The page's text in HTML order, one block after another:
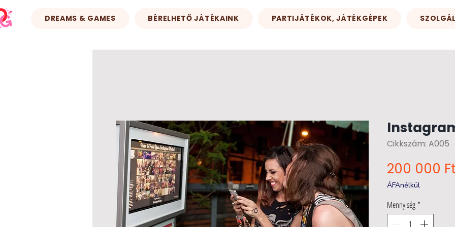
DREAMS & GAMES BÉRELHETŐ JÁTÉKAINK PARTIJÁTÉKOK, JÁTÉKGÉPEK
Cikkszám: A005
200 000 Ft
ÁFAnélkül
Mennyiség*